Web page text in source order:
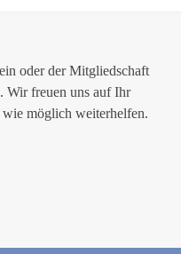
oder der Mitgliedschaft
Wir freuen uns auf Ihr
möglich weiterhelfen.